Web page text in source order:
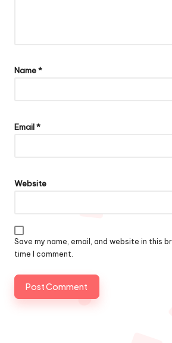
Name*
Email*
Website
Save my name, email, and website in this
time I comment.